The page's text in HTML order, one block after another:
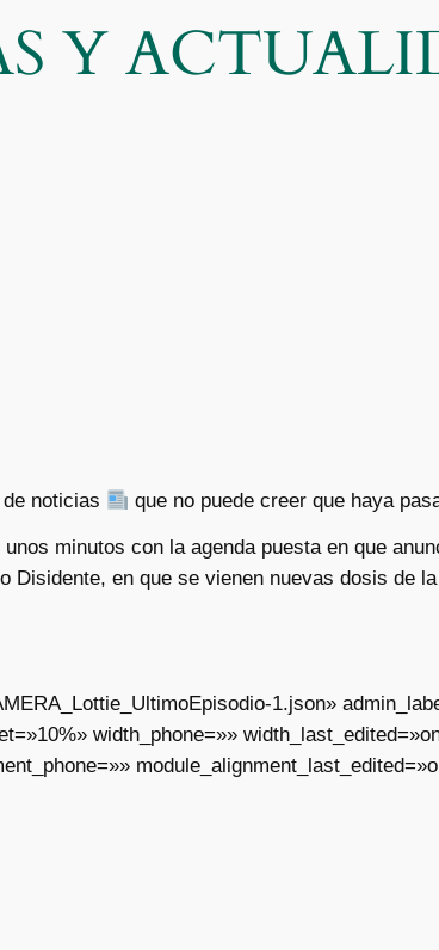
Y
noticias que no puede creer que haya
minutos con la agenda puesta en que
en que se vienen nuevas dosis de
1.json»
width_phone=»»